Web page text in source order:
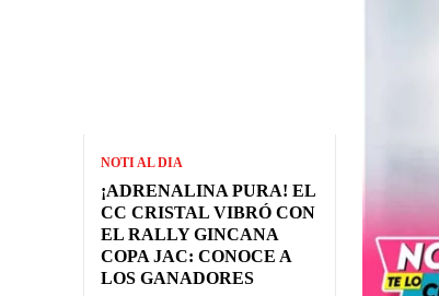
NOTI AL DIA
¡ADRENALINA PURA! EL
CC CRISTAL VIBRÓ CON
EL RALLY GINCANA
COPA JAC: CONOCE A
LOS GANADORES